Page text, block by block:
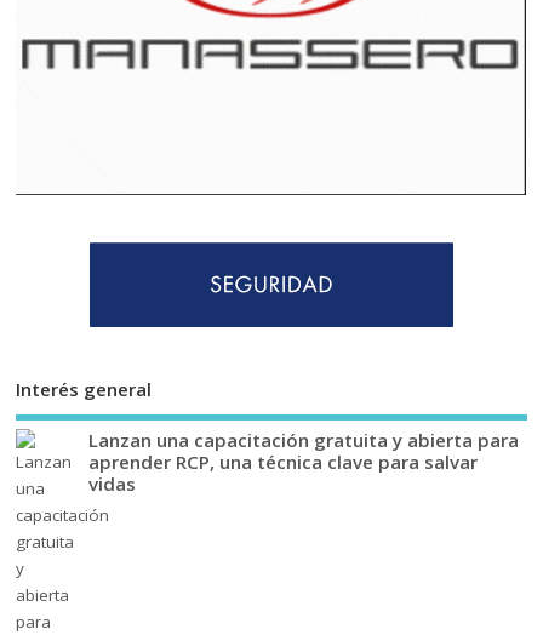
Interés general
Lanzan una capacitación gratuita y abierta para
aprender RCP, una técnica clave para salvar
vidas